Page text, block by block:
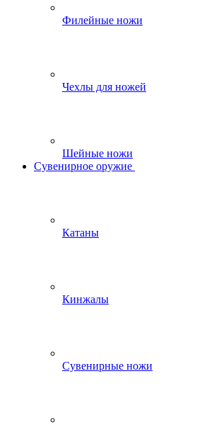
Филейные ножи
Чехлы для ножей
Шейные ножи
Сувенирное оружие
Катаны
Кинжалы
Сувенирные ножи